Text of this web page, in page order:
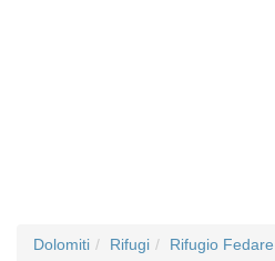
Dolomiti Rifugi Rifugio Fedare